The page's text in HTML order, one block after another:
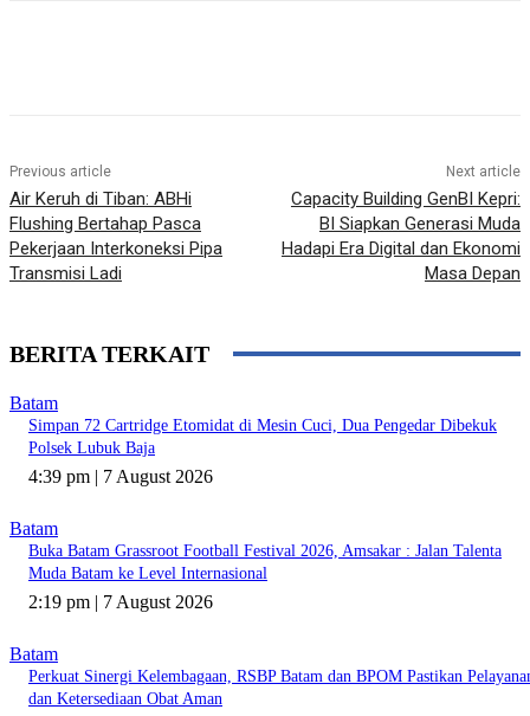
Previous article
Air Keruh di Tiban: ABHi
Flushing Bertahap Pasca
Pekerjaan Interkoneksi Pipa
Transmisi Ladi
Next article
Capacity Building GenBI Kepri:
BI Siapkan Generasi Muda
Hadapi Era Digital dan Ekonomi
Masa Depan
BERITA TERKAIT
Batam
Simpan 72 Cartridge Etomidat di Mesin Cuci, Dua Pengedar Dibekuk
Polsek Lubuk Baja
4:39 pm | 7 August 2026
Batam
Buka Batam Grassroot Football Festival 2026, Amsakar : Jalan Talenta
Muda Batam ke Level Internasional
2:19 pm | 7 August 2026
Batam
Perkuat Sinergi Kelembagaan, RSBP Batam dan BPOM Pastikan
dan Ketersediaan Obat Aman